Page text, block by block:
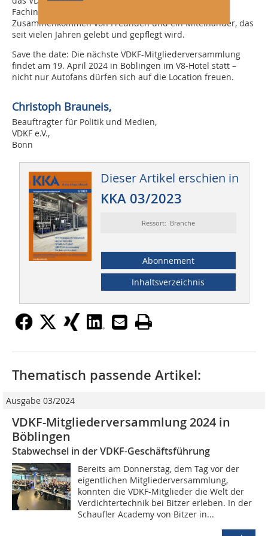
Fachinfos und betriebliche Aspekte – es ist ein
Zusammenkommen von Freunden und ein Miteinander, das
seit vielen Jahren gelebt und gepflegt wird.
Save the date: Die nächste VDKF-Mit­gliederversammlung
findet am 19. April 2024 in Böblingen im V8-Hotel statt –
nicht nur Autofans dürfen sich auf die Location freuen.
Christoph Brauneis,
Beauftragter für Politik und Medien,
VDKF e.V.,
Bonn
Dieser Artikel erschien in
KKA 03/2023
Ressort: Branche
Abonnement
Inhaltsverzeichnis
Thematisch passende Artikel:
Ausgabe 03/2024
VDKF-Mitgliederversammlung 2024 in
Böblingen
Stabwechsel in der VDKF-Geschäftsführung
Bereits am Donnerstag, dem Tag vor der
eigentlichen Mitgliederversammlung,
konnten die VDKF-Mitglieder die Welt der
Verdichtertechnik bei Bitzer erleben. In der
Schaufler Academy von Bitzer in...